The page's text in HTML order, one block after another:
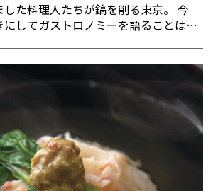
た料理人たちが鎬を削る東京。 今
してガストロノミーを語ることはで
者たちも、東京という街で最高のパ
見せている。彼らの料理哲学を聞い